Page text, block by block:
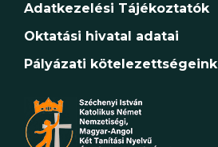
Adatkezelési Tájékoztatók
Oktatási hivatal adatai
Pályázati kötelezettségeink